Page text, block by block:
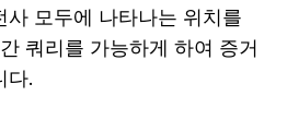
사 모두에 나타나는 위치를
쿼리를 가능하게 하여 증거
다.